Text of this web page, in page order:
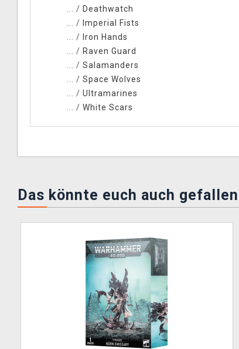
... / Deathwatch
... / Imperial Fists
... / Iron Hands
... / Raven Guard
... / Salamanders
... / Space Wolves
... / Ultramarines
... / White Scars
Das könnte euch auch gefallen